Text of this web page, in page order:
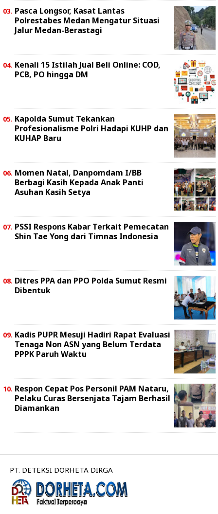
Pasca Longsor, Kasat Lantas
Polrestabes Medan Mengatur Situasi
Jalur Medan-Berastagi
Kenali 15 Istilah Jual Beli Online: COD,
PCB, PO hingga DM
Kapolda Sumut Tekankan
Profesionalisme Polri Hadapi KUHP dan
KUHAP Baru
Momen Natal, Danpomdam I/BB
Berbagi Kasih Kepada Anak Panti
Asuhan Kasih Setya
PSSI Respons Kabar Terkait Pemecatan
Shin Tae Yong dari Timnas Indonesia
Ditres PPA dan PPO Polda Sumut Resmi
Dibentuk
Kadis PUPR Mesuji Hadiri Rapat Evaluasi
Tenaga Non ASN yang Belum Terdata
PPPK Paruh Waktu
Respon Cepat Pos Personil PAM Nataru,
Pelaku Curas Bersenjata Tajam Berhasil
Diamankan
PT. DETEKSI DORHETA DIRGA